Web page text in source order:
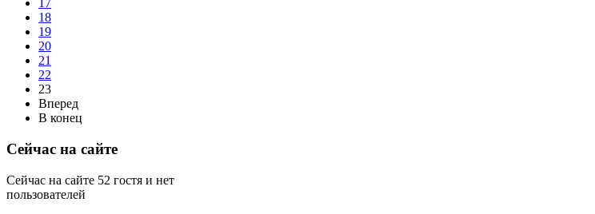
17
18
19
20
21
22
23
Вперед
В конец
Сейчас на сайте
Сейчас на сайте 52 гостя и нет
пользователей